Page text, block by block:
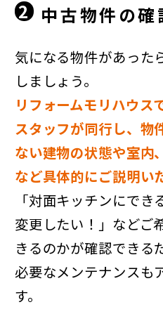
2 中古物件の確
気になる物件があった
しましょう。
リフォームモリハウス
スタッフが同行し、物
ない建物の状態や室内
など具体的にご説明い
「対面キッチンにで
変更したい！」などご
きるのかが確認できる
必要なメンテナンスも
す。